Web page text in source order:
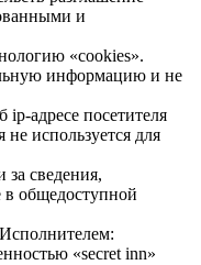
и
«cookies».
информацию и не
адресе посетителя
используется для
за сведения,
общедоступной
«secret inn»